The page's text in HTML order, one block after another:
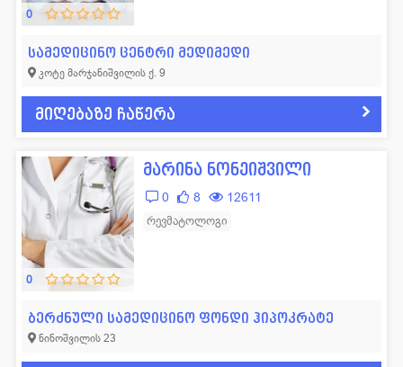
0
სამედიცინო ცენტრი მედიმედი
კოტე მარჯანიშვილის ქ. 9
მიღებაზე ჩაწერა
0
მარინა ნონეიშვილი
0 8 12611
რევმატოლოგი
ბერძნული სამედიცინო ფონდი ჰიპოკრატე
ნინოშვილის 23